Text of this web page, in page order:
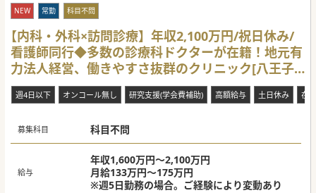
【具体的な医療機関情報】
■100床以上を備えており、地域包括ケア病棟や緩和ケア病
棟を有して切れ目のない包括的医療を展開しております。
■予防医学から急性期や回復期および在宅医療まで一体的に
運用し、地域の保健福祉ネットワークの中核を担います。
■週4日からの勤務や勤務時間の柔軟な調整が可能であり、
育児中の方でも無理なく長期的に就業できる環境です。
#秋入職可
NEW 常勤 科目不問
【内科・外科×訪問診療】年収2,100万円/祝日休み/
看護師同行◆多数の診療科ドクターが在籍！地元有
力法人経営、働きやすさ抜群のクリニック[八王子
市]
週4日以下 オンコール無し 研究支援(学会費補助) 高額給与 土日休み 在
募集科目 科目不問
給与
年収1,600万円～2,100万円
月給133万円～175万円
※週5日勤務の場合。ご経験により変動あり